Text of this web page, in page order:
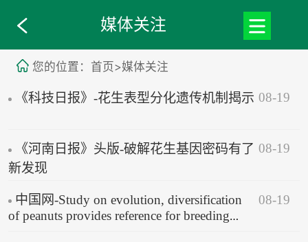
媒体关注
您的位置：首页>媒体关注
《科技日报》-花生表型分化遗传机制揭示 08-19
《河南日报》头版-破解花生基因密码有了
新发现
08-19
中国网-Study on evolution, diversification
of peanuts provides reference for breeding
08-19